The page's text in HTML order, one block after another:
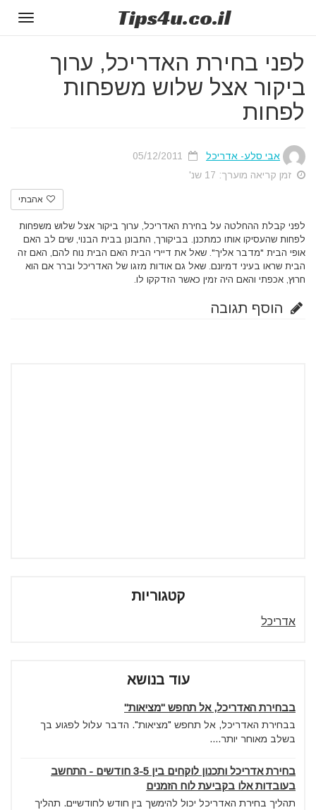
Tips4u.co.il
לפני בחירת האדריכל, ערוך
ביקור אצל שלוש משפחות
לפחות
אבי סלע- אדריכל
זמן קריאה מוערך: 17 שנ'
אהבתי
לפני קבלת ההחלטה על בחירת האדריכל, ערוך ביקור אצל שלוש משפחות
לפחות שהעסיקו אותו כמתכנן. בביקורך, התבונן בבית הבנוי, שים לב האם
אופי הבית "מדבר אליך". שאל את דיירי הבית האם הבית נוח להם, האם זה
הבית שראו בעיני דמיונם. שאל גם אודות מזגו של האדריכל וברר אם הוא
חרוץ, אכפתי והאם היה זמין כאשר הזדקקו לו.
הוסף תגובה
קטגוריות
אדריכל
עוד בנושא
בבחירת האדריכל, אל תחפש "מציאות"
בבחירת האדריכל, אל תחפש "מציאות". הדבר עלול לפגוע בך
בשלב מאוחר יותר....
בחירת אדריכל ותכנון לוקחים בין 3-5 חודשים - התחשב
בעובדות אלו בקביעת לוח הזמנים
תהליך בחירת האדריכל יכול להימשך בין חודש לחודשיים. תהליך